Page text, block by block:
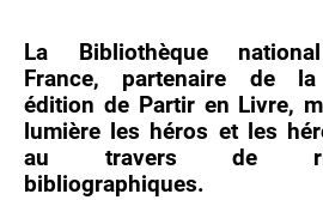
La Bibliothèque
France, partenaire de
édition de Partir en Livre,
lumière les héros et les
au travers de
bibliographiques.